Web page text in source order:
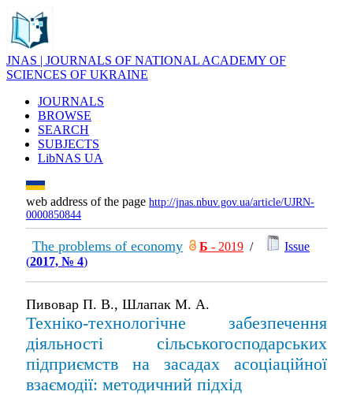
JNAS | JOURNALS OF NATIONAL ACADEMY OF
SCIENCES OF UKRAINE
JOURNALS
BROWSE
SEARCH
SUBJECTS
LibNAS UA
web address of the page http://jnas.nbuv.gov.ua/article/UJRN-
0000850844
The problems of economy Б - 2019 /
Issue
(2017, № 4)
Пивовар П. В., Шлапак М. А.
Техніко-технологічне забезпечення
діяльності сільськогосподарських
підприємств на засадах асоціаційної
взаємодії: методичний підхід